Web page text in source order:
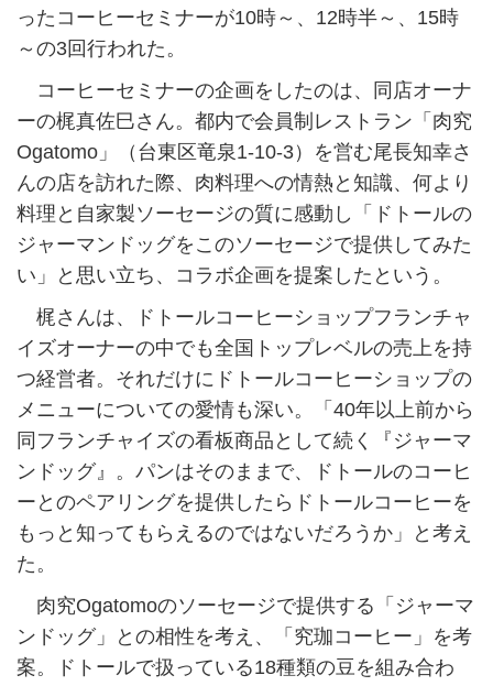
ったコーヒーセミナーが10時～、12時半～、15時
～の3回行われた。
コーヒーセミナーの企画をしたのは、同店オーナ
ーの梶真佐巳さん。都内で会員制レストラン「肉究
Ogatomo」（台東区竜泉1-10-3）を営む尾長知幸さ
んの店を訪れた際、肉料理への情熱と知識、何より
料理と自家製ソーセージの質に感動し「ドトールの
ジャーマンドッグをこのソーセージで提供してみた
い」と思い立ち、コラボ企画を提案したという。
梶さんは、ドトールコーヒーショップフランチャ
イズオーナーの中でも全国トップレベルの売上を持
つ経営者。それだけにドトールコーヒーショップの
メニューについての愛情も深い。「40年以上前から
同フランチャイズの看板商品として続く『ジャーマ
ンドッグ』。パンはそのままで、ドトールのコーヒ
ーとのペアリングを提供したらドトールコーヒーを
もっと知ってもらえるのではないだろうか」と考え
た。
肉究Ogatomoのソーセージで提供する「ジャーマ
ンドッグ」との相性を考え、「究珈コーヒー」を考
案。ドトールで扱っている18種類の豆を組み合わ